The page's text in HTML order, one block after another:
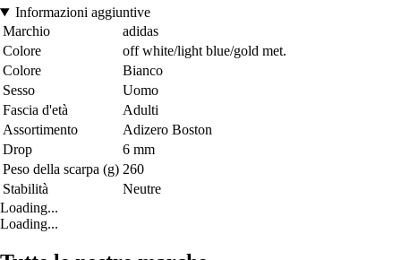
Informazioni aggiuntive
Marchio
adidas
Colore
off white/light blue/gold met.
Colore
Bianco
Sesso
Uomo
Fascia d'età
Adulti
Assortimento
Adizero Boston
Drop
6 mm
Peso della scarpa (g) 260
Stabilità
Neutre
Loading...
Loading...